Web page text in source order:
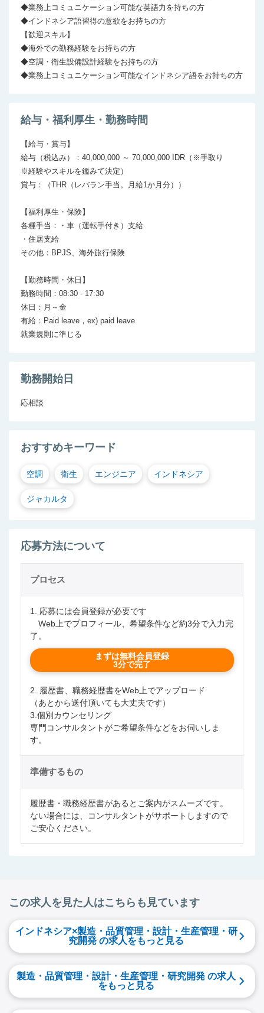
◆業務上コミュニケーション可能な英語力を持ちの方
◆インドネシア語習得の意欲をお持ちの方
【歓迎スキル】
◆海外での勤務経験をお持ちの方
◆空調・衛生設備設計経験をお持ちの方
◆業務上コミュニケーション可能なインドネシア語をお持ちの方
給与・福利厚生・勤務時間
【給与・賞与】
給与（税込み）：40,000,000 ～ 70,000,000 IDR（※手取り
※経験やスキルを鑑みて決定）
賞与：（THR（レバラン手当。月給1か月分））
【福利厚生・保険】
各種手当：・車（運転手付き）支給
・住居支給
その他：BPJS、海外旅行保険
【勤務時間・休日】
勤務時間：08:30 - 17:30
休日：月～金
有給：Paid leave，ex) paid leave
勤務開始日
応相談
おすすめキーワード
空調 衛生 エンジニア インドネシア
ジャカルタ
応募方法について
プロセス
1. 応募には会員登録が必要です
Web上でプロフィール、希望条件など約3分で入力完
了。
まずは無料会員登録
3分で完了
2. 履歴書、職務経歴書をWeb上でアップロード
（あとから送付頂いても大丈夫です）
3.個別カウンセリング
専門コンサルタントがご希望条件などをお伺いしま
す。
準備するもの
履歴書・職務経歴書があるとご案内がスムーズです。
ない場合には、コンサルタントがサポートしますので
ご安心ください。
この求人を見た人はこちらも見ています
インドネシア×製造・品質管理・設計・生産管理・研
究開発 の求人をもっと見る
製造・品質管理・設計・生産管理・研究開発 の求人
をもっと見る